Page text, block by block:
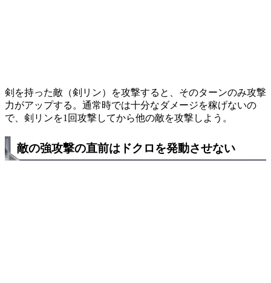
剣を持った敵（剣リン）を攻撃すると、そのターンのみ攻撃
力がアップする。通常時では十分なダメージを稼げないの
で、剣リンを1回攻撃してから他の敵を攻撃しよう。
敵の強攻撃の直前はドクロを発動させない